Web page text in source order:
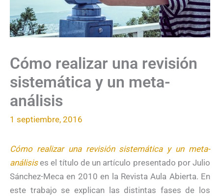
Cómo realizar una revisión
sistemática y un meta-
análisis
1 septiembre, 2016
Cómo realizar una revisión sistemática y un meta-
análisises el título de un artículo presentado por Julio
Sánchez-Meca en 2010 en la Revista Aula Abierta. En
este trabajo se explican las distintas fases de los